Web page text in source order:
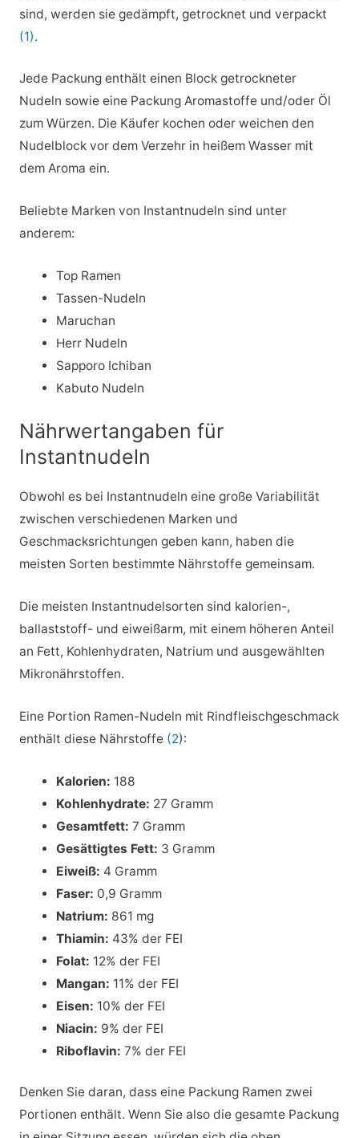
sind, werden sie gedämpft, getrocknet und verpackt
(1).
Jede Packung enthält einen Block getrockneter
Nudeln sowie eine Packung Aromastoffe und/oder Öl
zum Würzen. Die Käufer kochen oder weichen den
Nudelblock vor dem Verzehr in heißem Wasser mit
dem Aroma ein.
Beliebte Marken von Instantnudeln sind unter
anderem:
Top Ramen
Tassen-Nudeln
Maruchan
Herr Nudeln
Sapporo Ichiban
Kabuto Nudeln
Nährwertangaben für
Instantnudeln
Obwohl es bei Instantnudeln eine große Variabilität
zwischen verschiedenen Marken und
Geschmacksrichtungen geben kann, haben die
meisten Sorten bestimmte Nährstoffe gemeinsam.
Die meisten Instantnudelsorten sind kalorien-,
ballaststoff- und eiweißarm, mit einem höheren Anteil
an Fett, Kohlenhydraten, Natrium und ausgewählten
Mikronährstoffen.
Eine Portion Ramen-Nudeln mit Rindfleischgeschmack
enthält diese Nährstoffe(2):
Kalorien: 188
Kohlenhydrate: 27 Gramm
Gesamtfett: 7 Gramm
Gesättigtes Fett: 3 Gramm
Eiweiß: 4 Gramm
Faser: 0,9 Gramm
Natrium: 861 mg
Thiamin: 43% der FEI
Folat: 12% der FEI
Mangan: 11% der FEI
Eisen: 10% der FEI
Niacin: 9% der FEI
Riboflavin: 7% der FEI
Denken Sie daran, dass eine Packung Ramen zwei
Portionen enthält. Wenn Sie also die gesamte Packung